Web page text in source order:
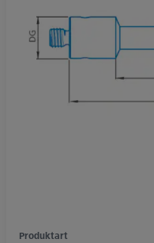
Produktart